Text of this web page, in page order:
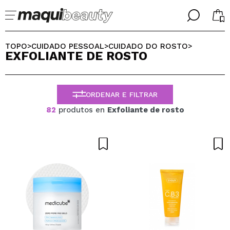
╳
Já sou #maquilover, tenho uma conta
Esqueceu-se da palavra-passe?
Eu não tenho uma conta aqui
╳
SELECIONE O SEU IDIOMA
PORTUGUESE
ESPAÑOL
ENGLISH
FRANCES
TOPO>CUIDADO PESSOAL>CUIDADO DO ROSTO>
EXFOLIANTE DE ROSTO
ORDENAR E FILTRAR
82 produtos en Exfoliante de rosto